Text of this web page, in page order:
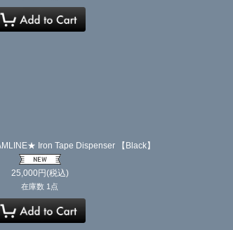
Iron Tape Dispenser 【Black】
25,000円(税込)
在庫数 1点